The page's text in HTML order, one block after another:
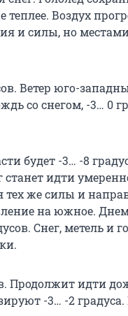
Воздух
и силы, но
Ветер юго-
со снегом, -3… 0
будет -3… -8
идти
тех же силы и
на южное. Днем
Снег, метель и
Продолжит идти
-3… -2 градуса.